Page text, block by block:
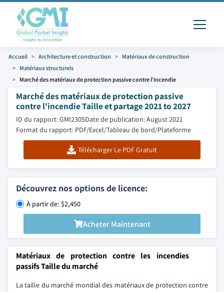
Accueil Architecture et construction
Matériaux de construction
Matériaux structurels
Marché des matériaux de protection passive contre l'incendie
Marché des matériaux de protection passive
contre l'incendie Taille et partage 2021 to 2027
ID du rapport: GMI2305Date de publication: August 2021
Format du rapport: PDF/Excel/Tableau de bord/Plateforme
Télécharger Le PDF Gratuit
Découvrez nos options de licence:
À partir de: $2,450
Acheter Maintenant
Matériaux de protection contre les incendies
passifs Taille du marché
La taille du marché mondial des matériaux de protection contre